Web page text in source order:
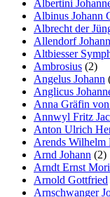
Albertini
Albinus Johann
Albrecht der
Allendorf
Altbiesser
Ambrosius (2)
Angelus Johann
Anglicus
Anna Gräfin
Annwyl Fritz
Anton Ulrich
Arends Wilhelm
Arnd Johann (2)
Arndt Ernst
Arnold Gottfried
Arnschwanger